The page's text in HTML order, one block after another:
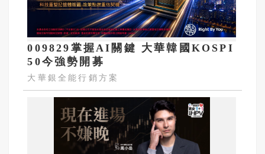
009829掌握AI關鍵 大華韓國KOSPI
50今強勢開募
大華銀全能行銷方案